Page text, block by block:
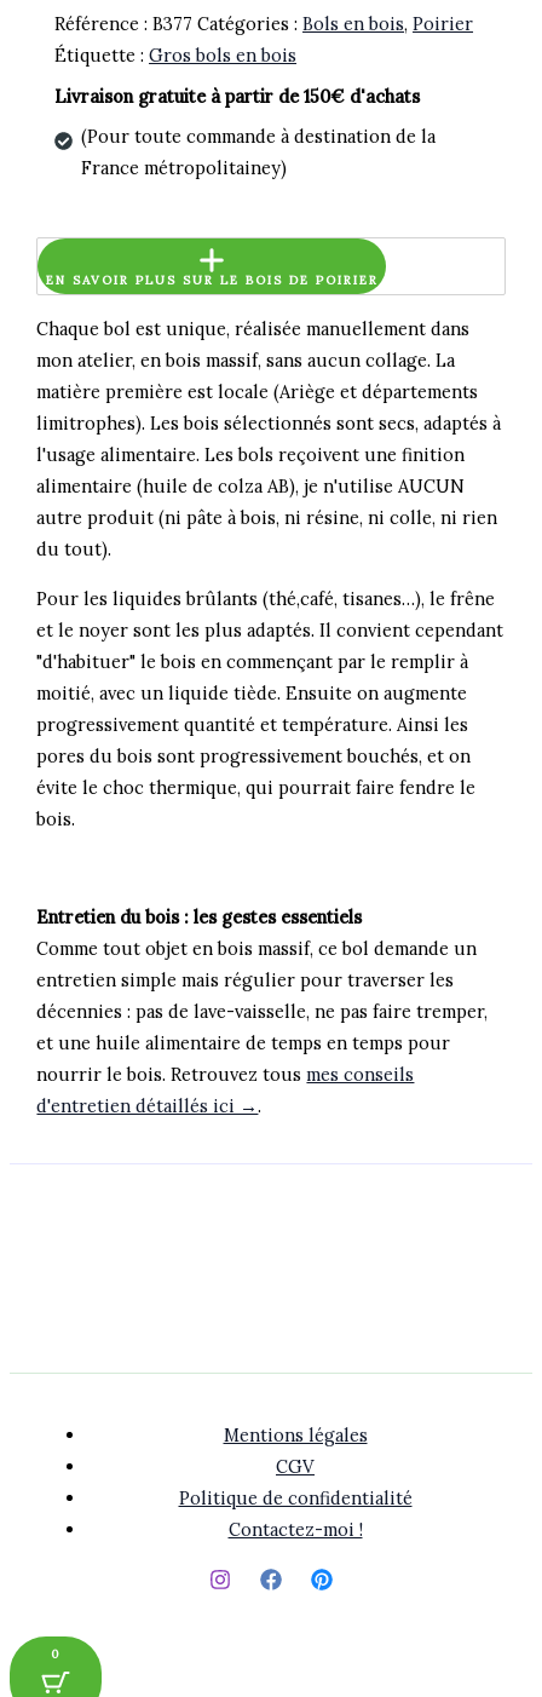
Référence :B377 Catégories :Bols en bois,Poirier
Étiquette :Gros bols en bois
Livraison gratuite à partir de 150€ d'achats
(Pour toute commande à destination de la
France métropolitainey)
EN SAVOIR PLUS SUR LE BOIS DE POIRIER
Chaque bol est unique, réalisée manuellement dans
mon atelier, en bois massif, sans aucun collage. La
matière première est locale (Ariège et départements
limitrophes). Les bois sélectionnés sont secs, adaptés à
l'usage alimentaire. Les bols reçoivent une finition
alimentaire (huile de colza AB), je n'utilise AUCUN
autre produit (ni pâte à bois, ni résine, ni colle, ni rien
du tout).
Pour les liquides brûlants (thé,café, tisanes…), le frêne
et le noyer sont les plus adaptés. Il convient cependant
"d'habituer" le bois en commençant par le remplir à
moitié, avec un liquide tiède. Ensuite on augmente
progressivement quantité et température. Ainsi les
pores du bois sont progressivement bouchés, et on
évite le choc thermique, qui pourrait faire fendre le
bois.
Entretien du bois : les gestes essentiels
Comme tout objet en bois massif, ce bol demande un
entretien simple mais régulier pour traverser les
décennies : pas de lave-vaisselle, ne pas faire tremper,
et une huile alimentaire de temps en temps pour
nourrir le bois. Retrouvez tousmes conseils
d'entretien détaillés ici →.
Mentions légales
CGV
Politique de confidentialité
Contactez-moi !
0